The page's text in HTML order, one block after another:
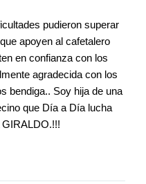
pudieron superar
apoyen al cafetalero
en confianza con los
agradecida con los
bendiga.. Soy hija de una
que Día a Día lucha
GIRALDO.!!!